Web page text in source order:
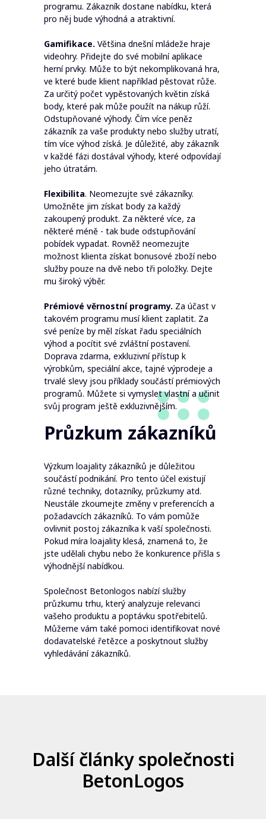
programu. Zákazník dostane nabídku, která
pro něj bude výhodná a atraktivní.
Gamifikace. Většina dnešní mládeže hraje
videohry. Přidejte do své mobilní aplikace
herní prvky. Může to být nekomplikovaná hra,
ve které bude klient například pěstovat růže.
Za určitý počet vypěstovaných květin získá
body, které pak může použít na nákup růží.
Odstupňované výhody. Čím více peněz
zákazník za vaše produkty nebo služby utratí,
tím více výhod získá. Je důležité, aby zákazník
v každé fázi dostával výhody, které odpovídají
jeho útratám.
Flexibilita. Neomezujte své zákazníky.
Umožněte jim získat body za každý
zakoupený produkt. Za některé více, za
některé méně - tak bude odstupňování
pobídek vypadat. Rovněž neomezujte
možnost klienta získat bonusové zboží nebo
služby pouze na dvě nebo tři položky. Dejte
mu široký výběr.
Prémiové věrnostní programy. Za účast v
takovém programu musí klient zaplatit. Za
své peníze by měl získat řadu speciálních
výhod a pocítit své zvláštní postavení.
Doprava zdarma, exkluzivní přístup k
výrobkům, speciální akce, tajné výprodeje a
trvalé slevy jsou příklady součástí prémiových
programů. Můžete si vymyslet vlastní a učinit
svůj program ještě exkluzivnějším.
Průzkum zákazníků
Výzkum loajality zákazníků je důležitou
součástí podnikání. Pro tento účel existují
různé techniky, dotazníky, průzkumy atd.
Neustále zkoumejte změny v preferencích a
požadavcích zákazníků. To vám pomůže
ovlivnit postoj zákazníka k vaší společnosti.
Pokud míra loajality klesá, znamená to, že
jste udělali chybu nebo že konkurence přišla s
výhodnější nabídkou.
Společnost Betonlogos nabízí služby
průzkumu trhu, který analyzuje relevanci
vašeho produktu a poptávku spotřebitelů.
Můžeme vám také pomoci identifikovat nové
dodavatelské řetězce a poskytnout služby
vyhledávání zákazníků.
Další články společnosti
BetonLogos